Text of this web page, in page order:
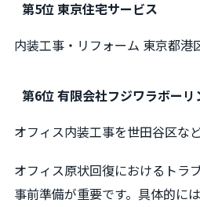
第5位 東京住宅サービス
内装工事・リフォーム 東京都港
第6位 有限会社フジワラボーリ
オフィス内装工事を世田谷区な
オフィス原状回復におけるトラ
事前準備が重要です。具体的に